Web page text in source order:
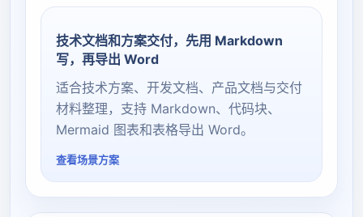
技术文档和方案交付，先用 Markdown
写，再导出 Word
适合技术方案、开发文档、产品文档与交付
材料整理，支持 Markdown、代码块、
Mermaid 图表和表格导出 Word。
查看场景方案